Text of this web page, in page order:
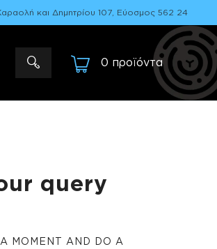
και Δημητρίου 107, Εύοσμος 562 24
0 προϊόντα-
query
MOMENT AND DO A